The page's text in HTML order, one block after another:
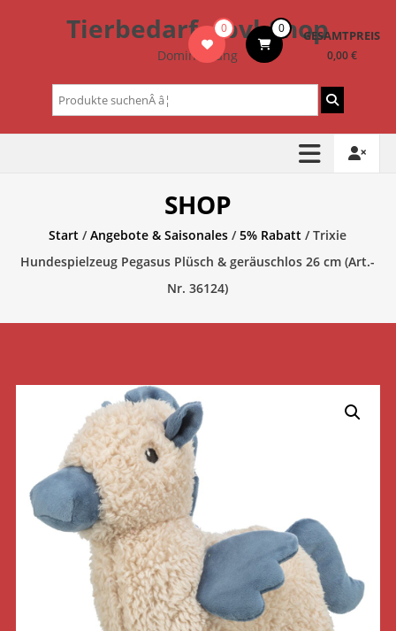
Tierbedarf – bvl-Shop
Dominik Lang
0 0 GESAMTPREIS
0,00 €
Suchen
nach:
SHOP
Start /Angebote & Saisonales /5% Rabatt / Trixie
Hundespielzeug Pegasus Plüsch & geräuschlos 26 cm (Art.-
Nr. 36124)